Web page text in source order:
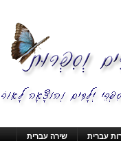
עברית שירה עברית